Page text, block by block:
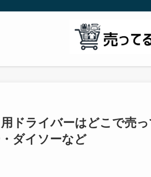
用ドライバーはどこで売
ダイソーなど